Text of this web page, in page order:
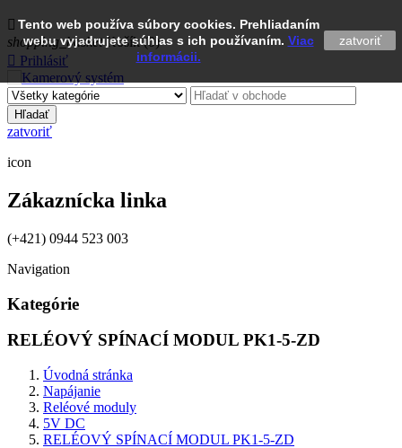
Tento web používa súbory cookies. Prehliadaním
webu vyjadrujete súhlas s ich používaním. Viac
informácii.
zatvoriť

shopping_basket Košík (0)
 Prihlásiť
Hľadať
zatvoriť
icon
Zákaznícka linka
(+421) 0944 523 003
Navigation
Kategórie
RELÉOVÝ SPÍNACÍ MODUL PK1-5-ZD
Úvodná stránka
Napájanie
Reléové moduly
5V DC
RELÉOVÝ SPÍNACÍ MODUL PK1-5-ZD